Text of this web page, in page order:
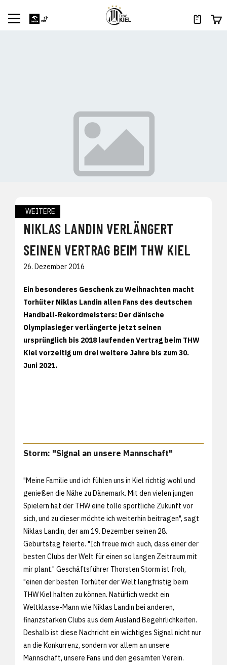
WEITERE
NIKLAS LANDIN VERLÄNGERT
SEINEN VERTRAG BEIM THW KIEL
26. Dezember 2016
Ein besonderes Geschenk zu Weihnachten macht
Torhüter Niklas Landin allen Fans des deutschen
Handball-Rekordmeisters: Der dänische
Olympiasieger verlängerte jetzt seinen
ursprünglich bis 2018 laufenden Vertrag beim THW
Kiel vorzeitig um drei weitere Jahre bis zum 30.
Juni 2021.
Storm: "Signal an unsere Mannschaft"
"Meine Familie und ich fühlen uns in Kiel richtig wohl und
genießen die Nähe zu Dänemark. Mit den vielen jungen
Spielern hat der THW eine tolle sportliche Zukunft vor
sich, und zu dieser möchte ich weiterhin beitragen", sagt
Niklas Landin, der am 19. Dezember seinen 28.
Geburtstag feierte. "Ich freue mich auch, dass einer der
besten Clubs der Welt für einen so langen Zeitraum mit
mir plant." Geschäftsführer Thorsten Storm ist froh,
"einen der besten Torhüter der Welt langfristig beim
THW Kiel halten zu können. Natürlich weckt ein
Weltklasse-Mann wie Niklas Landin bei anderen,
finanzstarken Clubs aus dem Ausland Begehrlichkeiten.
Deshalb ist diese Nachricht ein wichtiges Signal nicht nur
an die Konkurrenz, sondern vor allem an unsere
Mannschaft, unsere Fans und den gesamten Verein.